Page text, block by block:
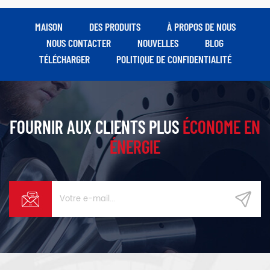
MAISON DES PRODUITS
À PROPOS DE NOUS
NOUS CONTACTER
NOUVELLES
BLOG
TÉLÉCHARGER
POLITIQUE DE CONFIDENTIALITÉ
FOURNIR AUX CLIENTS PLUSÉCONOME EN
ÉNERGIE